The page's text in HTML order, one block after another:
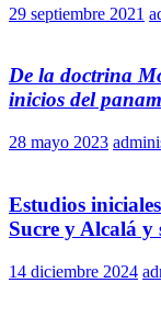
29 septiembre 2021
De la doctrina
inicios del
28 mayo 2023
Estudios
Sucre y Alcalá y
14 diciembre 2024